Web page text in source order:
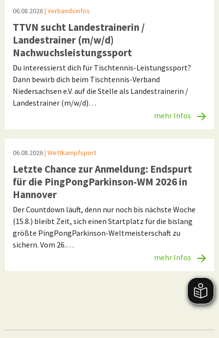
06.08.2026| Verbandsinfos
TTVN sucht Landestrainerin /
Landestrainer (m/w/d)
Nachwuchsleistungssport
Du interessierst dich für Tischtennis-Leistungssport?
Dann bewirb dich beim Tischtennis-Verband
Niedersachsen e.V. auf die Stelle als Landestrainerin /
Landestrainer (m/w/d)…
mehr Infos
06.08.2026| Wettkampfsport
Letzte Chance zur Anmeldung: Endspurt
für die PingPongParkinson-WM 2026 in
Hannover
Der Countdown läuft, denn nur noch bis nächste Woche
(15.8.) bleibt Zeit, sich einen Startplatz für die bislang
größte PingPongParkinson-Weltmeisterschaft zu
sichern. Vom 26.…
mehr Infos